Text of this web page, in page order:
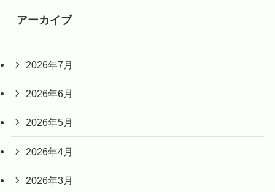
アーカイブ
2026年7月
2026年6月
2026年5月
2026年4月
2026年3月